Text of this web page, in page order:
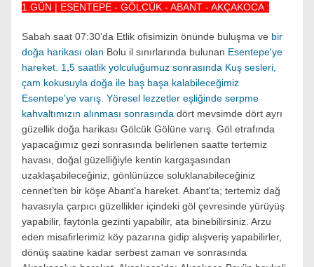
1.GÜN | ESENTEPE - GÖLCÜK - ABANT - AKÇAKOCA :
Sabah saat 07:30’da Etlik ofisimizin önünde buluşma ve bir
doğa harikası olan Bolu il sınırlarında bulunan Esentepe'ye
hareket. 1,5 saatlik yolculuğumuz sonrasında Kuş sesleri,
çam kokusuyla doğa ile baş başa kalabileceğimiz
Esentepe'ye varış. Yöresel lezzetler eşliğinde serpme
kahvaltımızın alınması sonrasında dört mevsimde dört ayrı
güzellik doğa harikası Gölcük Gölüne varış. Göl etrafında
yapacağımız gezi sonrasında belirlenen saatte tertemiz
havası, doğal güzelliğiyle kentin kargaşasından
uzaklaşabileceğiniz, gönlünüzce soluklanabileceğiniz
cennet’ten bir köşe Abant’a hareket. Abant'ta; tertemiz dağ
havasıyla çarpıcı güzellikler içindeki göl çevresinde yürüyüş
yapabilir, faytonla gezinti yapabilir, ata binebilirsiniz. Arzu
eden misafirlerimiz köy pazarına gidip alışveriş yapabilirler,
dönüş saatine kadar serbest zaman ve sonrasında